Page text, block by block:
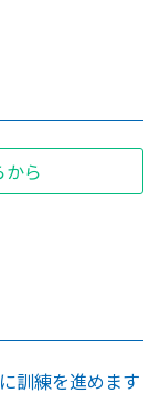
ら
訓練を進めます